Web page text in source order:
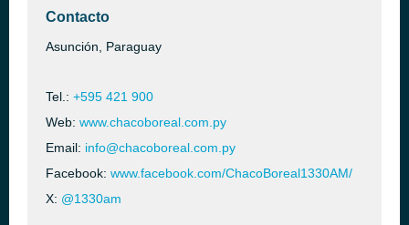
Contacto
Asunción, Paraguay
Tel.: +595 421 900
Web: www.chacoboreal.com.py
Email: info@chacoboreal.com.py
Facebook: www.facebook.com/ChacoBoreal1330AM/
X: @1330am